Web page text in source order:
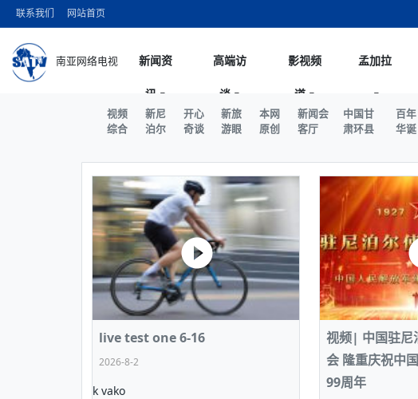
联系我们 网站首页
南亚网络电视 新闻资
讯
突发：西藏林芝市墨脱县发生4.6级
10千米
尼泊尔国民议会审议航空乘客权利法
苹果公司首次暗示新版Siri AI或将
为额外算力买单
尼泊尔共产党（联合马列）党员续
半数合格党员尚未完成续期
尼泊尔财长瓦格勒主张修订尼泊尔
政与货币政策协调至关重要
国际新闻
美方暂缓对伊军事打击 特朗普：美
议即可取消开战计划
印度马哈拉施特拉邦一建筑倒塌 已
美国促成加沙历史性裁军协议 哈马
除武装 以色列将逐步撤军
国际足联：对阿根廷足协在世界杯
为展开调查
日本熊本突发强震致多人受伤 列车
面停运
神与长江文化交融共生
好评中国丨向实向新向优向绿，中国
时政微观察丨以侨为桥，同心筑梦
持刀闯馆案进入公诉阶段 外交部再
查整改
青海海南州兴海县接连发生5.7级、
县7个乡镇设施受损 暂无人员伤亡
经济新闻
消费火爆出口疲软 尼泊尔数字经济
困境亟待破局
尼电动新车市占率全球第二 中国新
地近八成市场
PPA审批持续停滞 尼泊尔281个水
水电投资承压
尼泊尔政府推出“真实账单百万富翁
尼泊尔总理巴伦德拉·沙阿主持召开
会议 着力提振投资者信心
环球观察
尼泊尔取消国际藏学研究会研讨会
巴基斯坦西南部煤矿爆炸致34名矿
被俘尼泊尔青年讲述俄乌战场经历
也不愿归国
尼泊尔巴伦政府将分别会见中印两
放平衡外交积极信号
一带一路
2026“一带一路”年度候选汉字发布
“稳”等
东西问｜强晓云：“中国—中亚精神
高质量合作的“黄金时代”？
中文日益受各国重视 课程从“试试看
南亚网评
南亚网评｜多重考验接踵而至 巴伦
共识推进善治
南亚网评：邻国外交反复陷入僵局
执政百日舆情多发 尼泊尔各界呼吁
政、坚守法治善治
丝路故事 世界从中国两会探寻发展确定性
阿富汗尼姆鲁兹“丝绸之路桥”完工
图说南亚
2026年尼泊尔世界小姐冠军出炉 新
2026世界人工智能大会开幕
全国侨务工作会议在京召开 习近平
时代侨务工作指明方向
化解局部紧张局势 尼泊尔赫塔乌达
高端访
谈
“中国电影节”在
风杀》导演兼编
视频丨探秘富贵
中友好论坛主席
中尼建交70周年
中文化教育协会
中尼建交70周年
泊尔华人华侨协
全球人物
从“拆改”到“经营
局？
日本搅局南海，
律宾打造成桥头堡
专访尼人权委员
深度复盘国家治理
尼泊尔新锐政坛
推司法改革 深耕
专访丨塞中经贸
尔维亚工商会主
巫兴贵的非凡之路
扎根异国，仁心
始人夏琛琛
中国藏族创业者
凡人故事 她的柜台 她的世
影视频
道
电视剧
纪录片
宣传片
微直播
微短剧
影视资讯
孟加拉
孟加
华
娱
生
人
视
图说
视频
综合
新尼
泊尔
开心
奇谈
新旅
游眼
本网
原创
新闻会
客厅
中国甘
肃环县
百年
华诞
live test one 6-16
2026-8-2
k vako
视频| 中国驻尼
会 隆重庆祝中
99周年